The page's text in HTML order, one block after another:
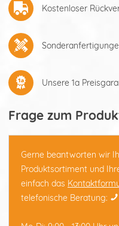
Kostenloser
Unsere 1a
Frage zum
Gerne beantworten wir
Produktsortiment und
einfach das
telefonische Beratung: